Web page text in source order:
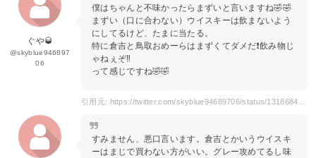
ぐや🥃
@skyblue946897
06
僕はちゃんと不味かったらまずいと言いますね🤣🤣
まずい（口に合わない）ウイスキーは飲まないよう
にしてるけど、たまに当たる。
特に倉吉と鳥取おめーらはまずくてダメだ❗️飲み物じ
ゃねぇぞ‼️
って感じですね🤣🤣
すみません、悪口言います。倉吉とかいうウイスキ
ーはまじで買わない方がいい。グレー攻めてるし味